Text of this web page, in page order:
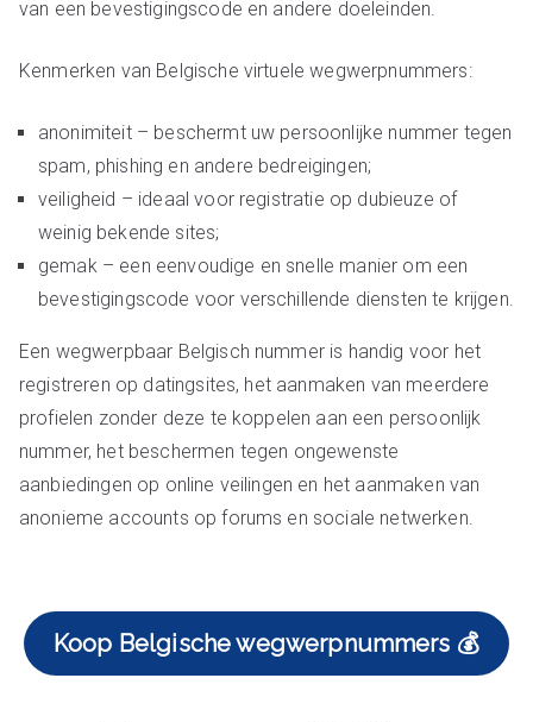
van een bevestigingscode en andere doeleinden.
Kenmerken van Belgische virtuele wegwerpnummers:
anonimiteit – beschermt uw persoonlijke nummer tegen
spam, phishing en andere bedreigingen;
veiligheid – ideaal voor registratie op dubieuze of
weinig bekende sites;
gemak – een eenvoudige en snelle manier om een
bevestigingscode voor verschillende diensten te krijgen.
Een wegwerpbaar Belgisch nummer is handig voor het
registreren op datingsites, het aanmaken van meerdere
profielen zonder deze te koppelen aan een persoonlijk
nummer, het beschermen tegen ongewenste
aanbiedingen op online veilingen en het aanmaken van
anonieme accounts op forums en sociale netwerken.
Koop Belgische wegwerpnummers 💰